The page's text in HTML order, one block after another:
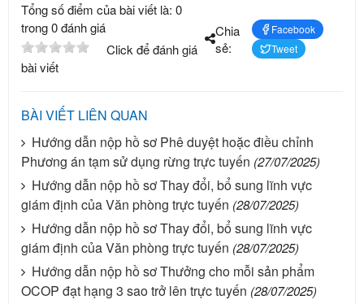
Tổng số điểm của bài viết là: 0
trong 0 đánh giá
Click để đánh giá
bài viết
Chia
sẻ:
Facebook
Tweet
BÀI VIẾT LIÊN QUAN
Hướng dẫn nộp hồ sơ Phê duyệt hoặc điều chỉnh
Phương án tạm sử dụng rừng trực tuyến (27/07/2025)
Hướng dẫn nộp hồ sơ Thay đổi, bổ sung lĩnh vực
giám định của Văn phòng trực tuyến (28/07/2025)
Hướng dẫn nộp hồ sơ Thay đổi, bổ sung lĩnh vực
giám định của Văn phòng trực tuyến (28/07/2025)
Hướng dẫn nộp hồ sơ Thưởng cho mỗi sản phẩm
OCOP đạt hạng 3 sao trở lên trực tuyến (28/07/2025)